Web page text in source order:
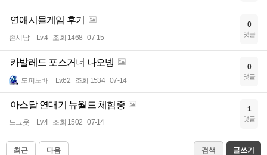
연애시뮬게임 후기
존시남 Lv.4 조회 1468 07-15
0
댓글
카발레드 포스거너 나오넹
도퍼노바 Lv.62 조회 1534 07-14
0
댓글
아스달 연대기 뉴월드 체험중
느그읏 Lv.4 조회 1502 07-14
1
댓글
최근 다음 검색 글쓰기